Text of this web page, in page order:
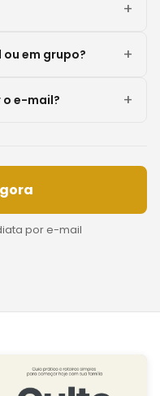
em grupo?
o e-mail?
por e-mail